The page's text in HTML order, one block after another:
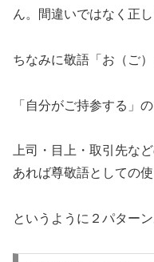
ん。間違いではなく正し
ちなみに敬語「お（ご
「自分がご持参する」
上司・目上・取引先な
あれば尊敬語としての使
というように２パターン